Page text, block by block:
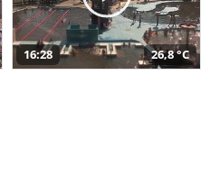
16:28 26,8 °C